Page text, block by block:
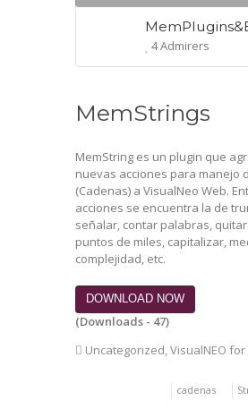
4 Admirers
MemStrings
MemString es un plugin que
nuevas acciones para manejo
(Cadenas) a VisualNeo Web.
acciones se encuentra la de
señalar, contar palabras, quitar
puntos de miles, capitalizar,
complejidad, etc.
DOWNLOAD NOW
(Downloads - 47)
Uncategorized,VisualNEO for
cadenas